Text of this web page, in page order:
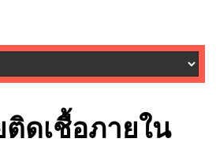
ดเชื้อภายใน